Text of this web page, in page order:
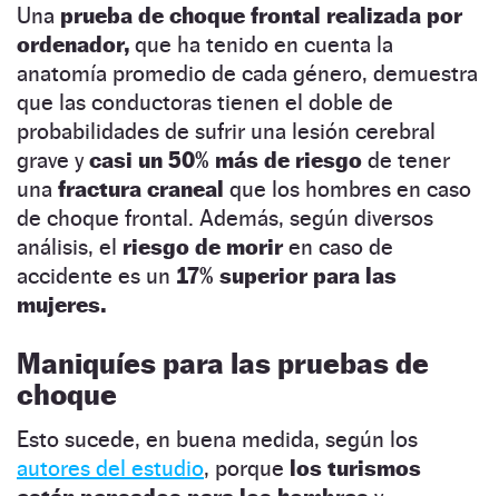
Una prueba de choque frontal realizada por
ordenador, que ha tenido en cuenta la
anatomía promedio de cada género, demuestra
que las conductoras tienen el doble de
probabilidades de sufrir una lesión cerebral
grave ycasi un 50% más de riesgo de tener
una fractura craneal que los hombres en caso
de choque frontal. Además, según diversos
análisis, el riesgo de moriren caso de
accidente es un 17% superior para las
mujeres.
Maniquíes para las pruebas de
choque
Esto sucede, en buena medida, según los
autores del estudio, porque los turismos